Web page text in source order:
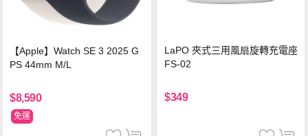
【Apple】Watch SE 3 2025 G
PS 44mm M/L
$8,590
免運
LaPO 夾式三用風扇旋轉充電座
FS-02
$349